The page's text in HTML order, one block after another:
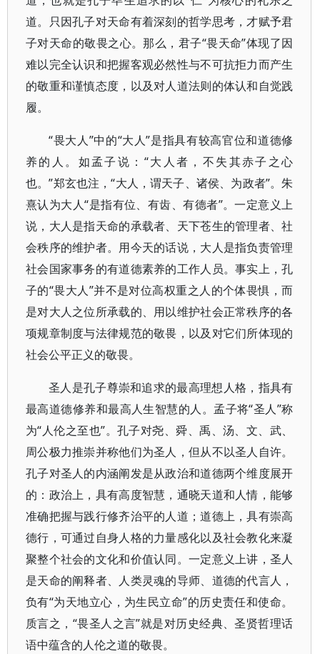
道。只因孔子对天命有着深刻的哲学思考，才赋予君
子对天命的敬畏之心。那么，君子“畏天命”体现了因
难以完全认识和把握客观必然性与不可抗拒力而产生
的敬重和谨慎态度，以及对人道法则的体认和自觉践
履。
“畏大人”中的“大人”是指具有较高官位和道德修
养的人。如孟子说：“大人者，不失其赤子之心
也。”郑玄也注，“大人，谓天子、诸侯、为政者”。朱
熹认为大人“是指有位、有齿、有德者”。一定意义上
说，大人是指天命的承载者、天下苍生的管理者、社
会秩序的维护者。用今天的话说，大人是指负责管理
社会国家事务的有道德素养的工作人员。事实上，孔
子的“畏大人”并不是对位高权重之人的个体畏惧，而
是对大人之位所承载的、用以维护社会正常秩序的各
项规章制度与法律规范的敬畏，以及对它们所体现的
社会公平正义的敬畏。
圣人是孔子尊崇和追求的最高理想人格，指具有
最高道德修养和最高人生智慧的人。孟子将“圣人”称
为“人伦之至也”。孔子对尧、舜、禹、汤、文、武、
周公极力推崇并称他们为圣人，但从不以圣人自许。
孔子对圣人的内涵阐发是从政治和道德两个维度展开
的：政治上，具有高度智慧，通晓天道和人情，能够
准确把握与践行修齐治平的人道；道德上，具有崇高
德行，可通过自身人格的力量感化以及社会教化来凝
聚整个社会的文化和价值认同。一定意义上讲，圣人
是天命的阐释者、人类灵魂的导师、道德的代言人，
负有“为天地立心，为生民立命”的历史责任和使命。
质言之，“畏圣人之言”就是对历史经典、圣贤哲理话
语中蕴含的人伦之道的敬畏。